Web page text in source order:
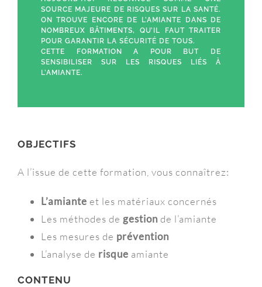
SOURCE MAJEURE DE RISQUES SUR LA SANTÉ.
ON TROUVE ENCORE DE L’AMIANTE DANS DE
NOMBREUX BÂTIMENTS, QU’IL FAUT TRAITER
POUR GARANTIR LA SÉCURITÉ DE TOUS.
CETTE FORMATION A POUR BUT DE
SENSIBILISER SUR LES RISQUES LIÉS À
L’AMIANTE.
OBJECTIFS
A l’issue de cette formation, vous connaîtrez:
L’amiante et les matériaux concernés
Les méthodes de gestion de l’amiante
Les mesures de prévention
L’analyse de risque amiante
CONTENU